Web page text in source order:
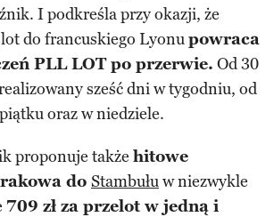
I podkreśla przy okazji, że
do francuskiego Lyonupowraca
PLL LOT po przerwie. Od 30
sześć dni w tygodniu, od
oraz w niedziele.
proponuje także hitowe
do Stambułuw niezwykle
709 zł za przelot w jedną i